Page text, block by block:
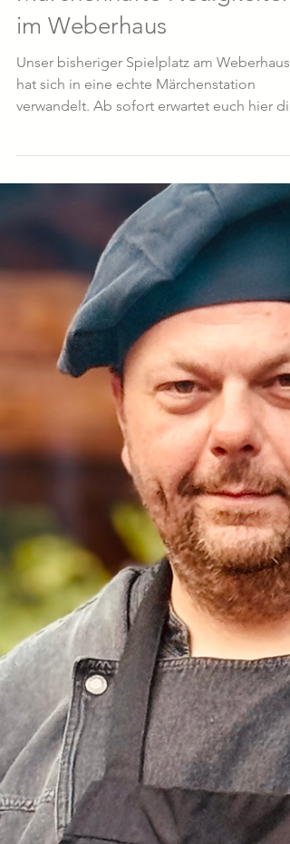
Märchenhafte Neuigkeiten
im Weberhaus
verwandelt. Ab sofort erwartet euch hier die
neue **Hänsel-und-Gretel-Station
„Puppentheater am Weberhaus“**.